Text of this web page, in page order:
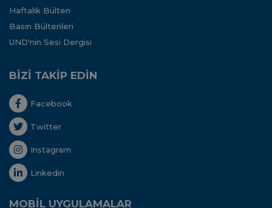
Haftalık Bülten
Basın Bültenleri
UND'nin Sesi Dergisi
BİZİ TAKİP EDİN
Facebook
Twitter
Instagram
Linkedin
MOBİL UYGULAMALAR